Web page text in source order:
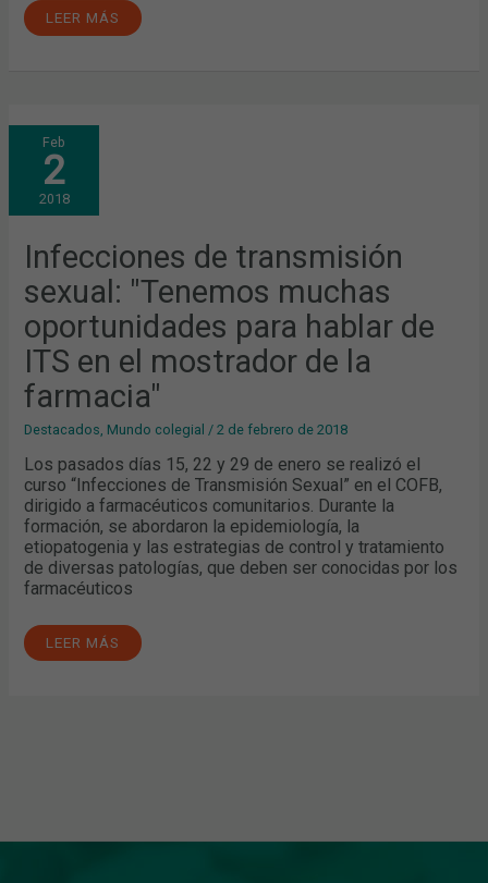
LEER MÁS
Feb
2
2018
Infecciones de transmisión
sexual: "Tenemos muchas
oportunidades para hablar de
ITS en el mostrador de la
farmacia"
Destacados, Mundo colegial /2 de febrero de 2018
Los pasados días 15, 22 y 29 de enero se realizó el
curso “Infecciones de Transmisión Sexual” en el COFB,
dirigido a farmacéuticos comunitarios. Durante la
formación, se abordaron la epidemiología, la
etiopatogenia y las estrategias de control y tratamiento
de diversas patologías, que deben ser conocidas por los
farmacéuticos
INFECCIONES
DE
TRANSMISIÓN
SEXUAL:
"TENEMOS
MUCHAS
OPORTUNIDADES
HABLAR
DE
ITS
EN
EL
MOSTRADOR
DE
LA
FARMACIA"
LEER MÁS